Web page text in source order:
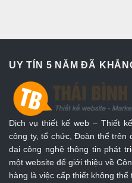
UY TÍN 5 NĂM ĐÃ
Dịch vụ thiết kế web – Thiết
công ty, tổ chức, Đoàn thể trên
đại công nghệ thông tin phát
một website để giới thiệu về
hàng là việc cấp thiết không thể